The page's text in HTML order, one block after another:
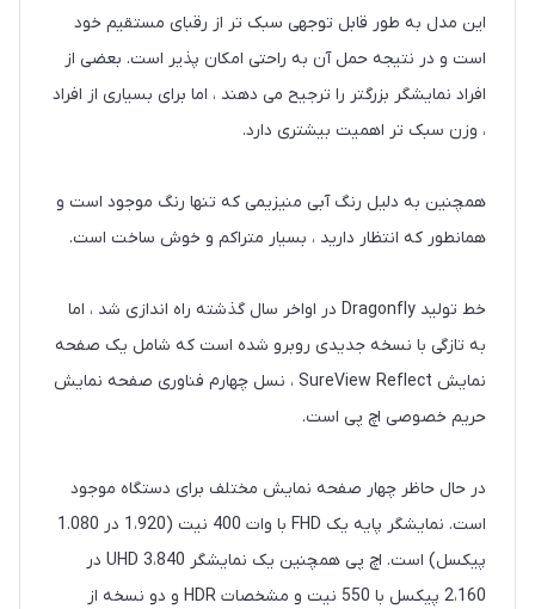
این مدل به طور قابل توجهی سبک تر از رقبای مستقیم خود
است و در نتیجه حمل آن به راحتی امکان پذیر است. بعضی از
افراد نمایشگر بزرگتر را ترجیح می دهند ، اما برای بسیاری از افراد
، وزن سبک تر اهمیت بیشتری دارد.
همچنین به دلیل رنگ آبی منیزیمی که تنها رنگ موجود است و
همانطور که انتظار دارید ، بسیار متراکم و خوش ساخت است.
خط تولید Dragonfly در اواخر سال گذشته راه اندازی شد ، اما
به تازگی با نسخه جدیدی روبرو شده است که شامل یک صفحه
نمایش SureView Reflect ، نسل چهارم فناوری صفحه نمایش
حریم خصوصی اچ پی است.
در حال حاظر چهار صفحه نمایش مختلف برای دستگاه موجود
است. نمایشگر پایه یک FHD با وات 400 نیت (1،920 در 1.080
پیکسل) است. اچ پی همچنین یک نمایشگر UHD 3،840 در
2،160 پیکسل با 550 نیت و مشخصات HDR و دو نسخه از